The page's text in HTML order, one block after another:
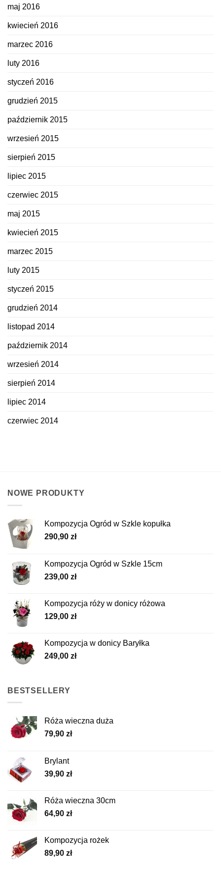
maj 2016
kwiecień 2016
marzec 2016
luty 2016
styczeń 2016
grudzień 2015
październik 2015
wrzesień 2015
sierpień 2015
lipiec 2015
czerwiec 2015
maj 2015
kwiecień 2015
marzec 2015
luty 2015
styczeń 2015
grudzień 2014
listopad 2014
październik 2014
wrzesień 2014
sierpień 2014
lipiec 2014
czerwiec 2014
NOWE PRODUKTY
Kompozycja Ogród w Szkle kopułka
290,90 zł
Kompozycja Ogród w Szkle 15cm
239,00 zł
Kompozycja róży w donicy różowa
129,00 zł
Kompozycja w donicy Baryłka
249,00 zł
BESTSELLERY
Róża wieczna duża
79,90 zł
Brylant
39,90 zł
Róża wieczna 30cm
64,90 zł
Kompozycja rożek
89,90 zł